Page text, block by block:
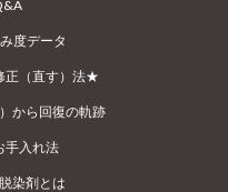
度データ
正（直す）法★
から回復の軌跡
手入れ法
染剤とは